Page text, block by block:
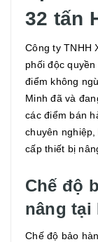
32 tấn
Công ty TNHH
phối độc quyền
điểm không
Minh đã và
các điểm bán
chuyên
cấp thiết bị
Chế độ
nâng tại
Chế độ bảo